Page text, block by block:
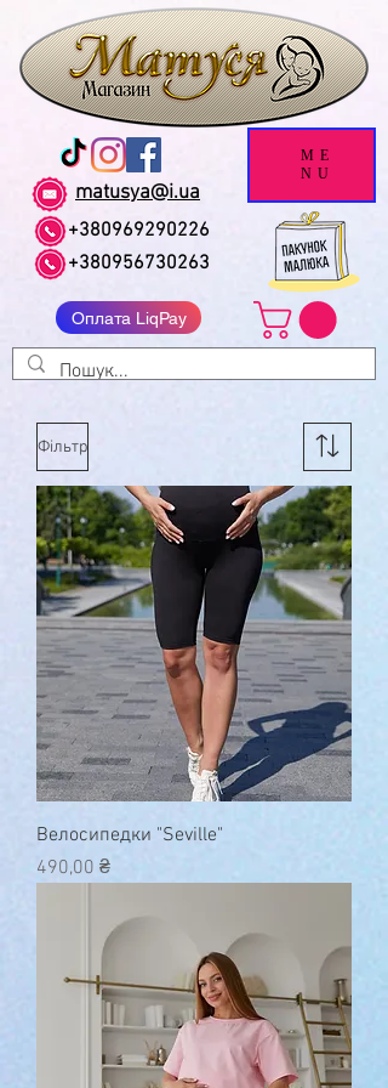
matusya@i.ua
+380969290226
+380956730263
Оплата LiqPay
ME
NU
Фільтр
Велосипедки "Seville"
Ціна
490,00 ₴